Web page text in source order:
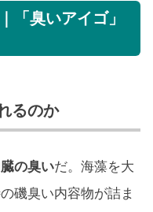
「臭いアイゴ」
るのか
の臭いだ。海藻を大
磯臭い内容物が詰ま